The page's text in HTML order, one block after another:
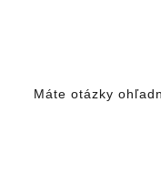
Máte otázky